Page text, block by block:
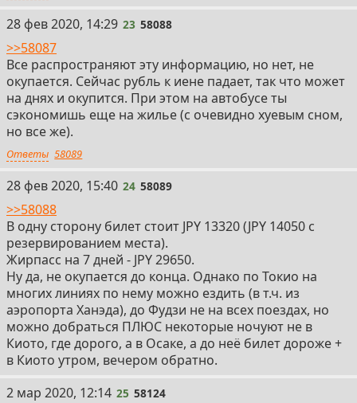
23
28 фев 2020, 14:29 23 58088
>>58087
Все распространяют эту информацию, но нет, не
окупается. Сейчас рубль к иене падает, так что может
на днях и окупится. При этом на автобусе ты
сэкономишь еще на жилье (с очевидно хуевым сном,
но все же).
Ответы 58089
24
28 фев 2020, 15:40 24 58089
>>58088
В одну сторону билет стоит JPY 13320 (JPY 14050 с
резервированием места).
Жирпасс на 7 дней - JPY 29650.
Ну да, не окупается до конца. Однако по Токио на
многих линиях по нему можно ездить (в т.ч. из
аэропорта Ханэда), до Фудзи не на всех поездах, но
можно добраться ПЛЮС некоторые ночуют не в
Киото, где дорого, а в Осаке, а до неё билет дороже +
в Киото утром, вечером обратно.
25
2 мар 2020, 12:14 25 58124